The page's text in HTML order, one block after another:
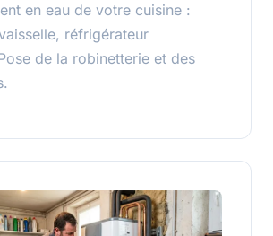
en eau de votre cuisine :
réfrigérateur
de la robinetterie et des